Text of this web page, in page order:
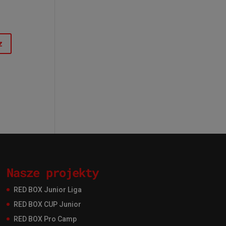
Nasze projekty
RED BOX Junior Liga
RED BOX CUP Junior
RED BOX Pro Camp